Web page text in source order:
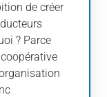
de créer
? Parce